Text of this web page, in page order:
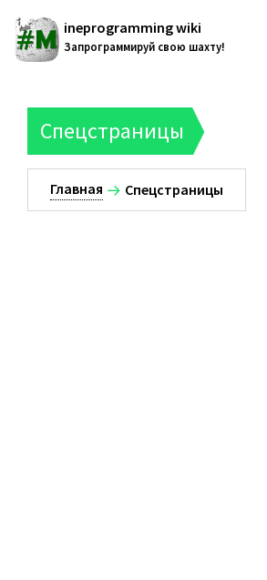
ineprogramming wiki
Запрограммируй свою шахту!
Главная
Служебная страница
216.73.216.49
Спецстраницы
Главная Спецстраницы